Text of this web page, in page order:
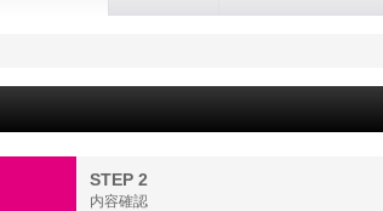
STEP 2
内容確認